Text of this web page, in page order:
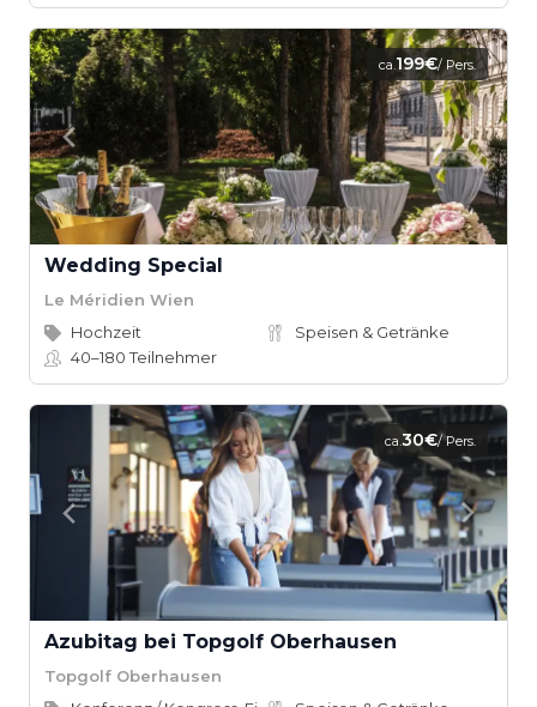
ca.199€/ Pers.
Wedding Special
Le Méridien Wien
Hochzeit
Speisen & Getränke
40–180Teilnehmer
ca.30€/ Pers.
Azubitag bei Topgolf Oberhausen
Topgolf Oberhausen